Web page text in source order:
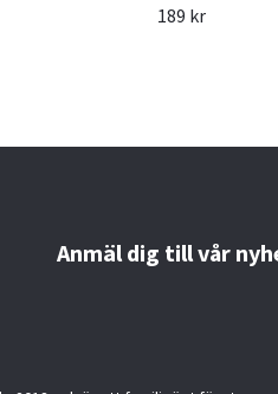
189 kr
Anmäl dig till vår